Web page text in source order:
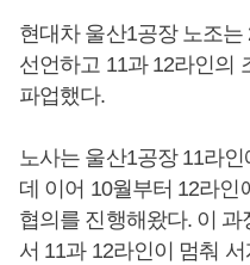
현대차 울산1공장 노조
선언하고 11과 12라인의
파업했다.
노사는 울산1공장 11라
데 이어 10월부터 12라
협의를 진행해왔다. 이
서 11과 12라인이 멈춰